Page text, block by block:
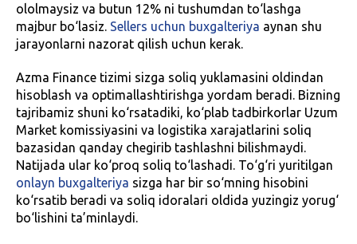
ololmaysiz va butun 12% ni tushumdan to‘lashga
majbur bo‘lasiz. Sellers uchun buxgalteriya aynan shu
jarayonlarni nazorat qilish uchun kerak.
Azma Finance tizimi sizga soliq yuklamasini oldindan
hisoblash va optimallashtirishga yordam beradi. Bizning
tajribamiz shuni ko‘rsatadiki, ko‘plab tadbirkorlar Uzum
Market komissiyasini va logistika xarajatlarini soliq
bazasidan qanday chegirib tashlashni bilishmaydi.
Natijada ular ko‘proq soliq to‘lashadi. To‘g‘ri yuritilgan
onlayn buxgalteriya sizga har bir so‘mning hisobini
ko‘rsatib beradi va soliq idoralari oldida yuzingiz yorug‘
bo‘lishini ta’minlaydi.